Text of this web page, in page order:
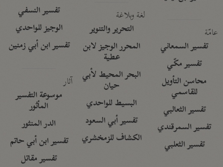
عامّة
تفسير السمعاني
تفسير مكّي
محاسن التأويل
للقاسمي
تفسير الثعالبي
تفسير السمرقندي
تفسير الثعلبي
لغة وبلاغة
التحرير والتنوير
المحرر الوجيز لابن
عطية
البحر المحيط لأبي
حيان
البسيط للواحدي
تفسير أبي السعود
الكشاف للزمخشري
تفسير النسفي
الوجيز للواحدي
تفسير ابن أبي زمنين
آثار
موسوعة التفسير
المأثور
الدر المنثور
تفسير ابن أبي حاتم
تفسير مقاتل